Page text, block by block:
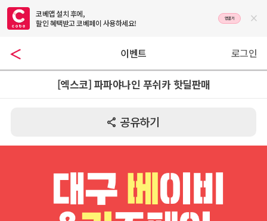
코베앱 설치 후에,
할인 혜택받고 코베페이 사용하세요!
앱열기 
이벤트 로그인
[엑스코] 파파야나인 푸쉬카 핫딜판매
 공유하기